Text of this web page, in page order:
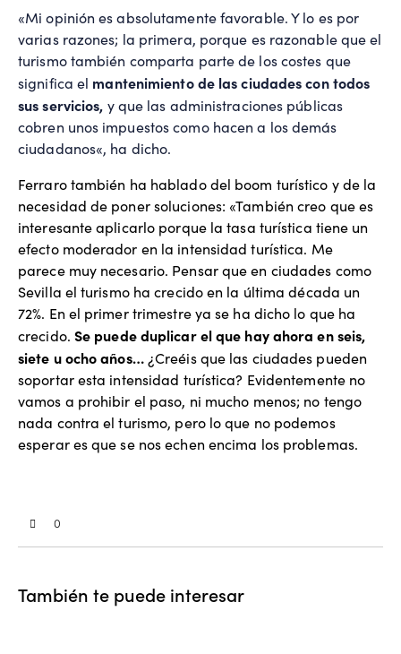
«Mi opinión es absolutamente favorable. Y lo es por
varias razones; la primera, porque es razonable que el
turismo también comparta parte de los costes que
significa el mantenimiento de las ciudades con todos
sus servicios, y que las administraciones públicas
cobren unos impuestos como hacen a los demás
ciudadanos«, ha dicho.
Ferraro también ha hablado del boom turístico y de la
necesidad de poner soluciones: «También creo que es
interesante aplicarlo porque la tasa turística tiene un
efecto moderador en la intensidad turística. Me
parece muy necesario. Pensar que en ciudades como
Sevilla el turismo ha crecido en la última década un
72%. En el primer trimestre ya se ha dicho lo que ha
crecido. Se puede duplicar el que hay ahora en seis,
siete u ocho años…¿Creéis que las ciudades pueden
soportar esta intensidad turística? Evidentemente no
vamos a prohibir el paso, ni mucho menos; no tengo
nada contra el turismo, pero lo que no podemos
esperar es que se nos echen encima los problemas.
0
También te puede interesar